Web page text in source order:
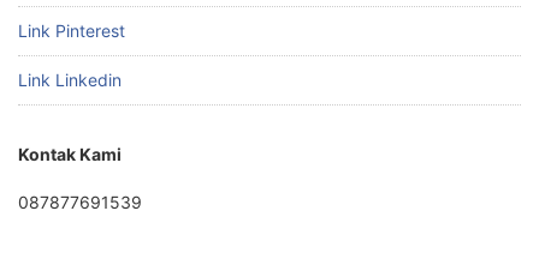
Link Pinterest
Link Linkedin
Kontak Kami
087877691539